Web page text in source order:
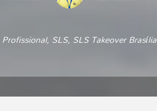
Profissional, SLS, SLS Takeover Brasília